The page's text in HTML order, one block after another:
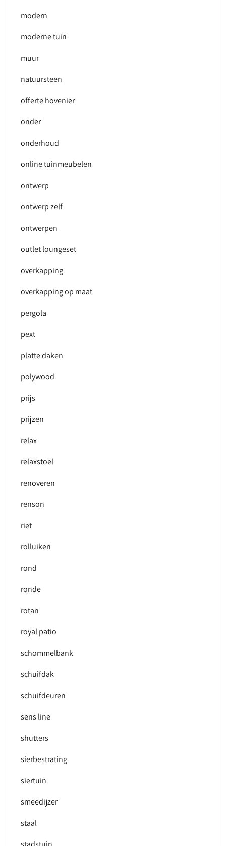
modern
moderne tuin
muur
natuursteen
offerte hovenier
onder
onderhoud
online tuinmeubelen
ontwerp
ontwerp zelf
ontwerpen
outlet loungeset
overkapping
overkapping op maat
pergola
pext
platte daken
polywood
prijs
prijzen
relax
relaxstoel
renoveren
renson
riet
rolluiken
rond
ronde
rotan
royal patio
schommelbank
schuifdak
schuifdeuren
sens line
shutters
sierbestrating
siertuin
smeedijzer
staal